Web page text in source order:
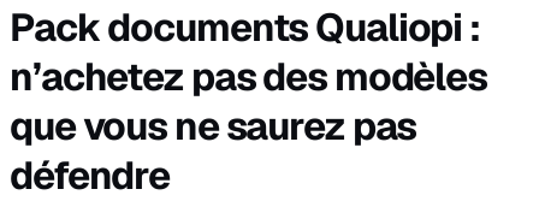
Pack documents Qualiopi :
n’achetez pas des modèles
que vous ne saurez pas
défendre